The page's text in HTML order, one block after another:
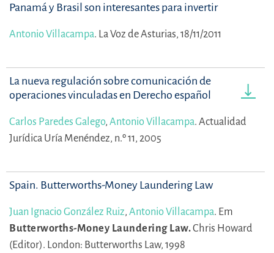
Panamá y Brasil son interesantes para invertir
Antonio Villacampa. La Voz de Asturias, 18/11/2011
La nueva regulación sobre comunicación de
operaciones vinculadas en Derecho español
Carlos Paredes Galego, Antonio Villacampa. Actualidad
Jurídica Uría Menéndez, n.º 11, 2005
Spain. Butterworths-Money Laundering Law
Juan Ignacio González Ruiz, Antonio Villacampa. Em
Butterworths-Money Laundering Law.Chris Howard
(Editor). London: Butterworths Law, 1998